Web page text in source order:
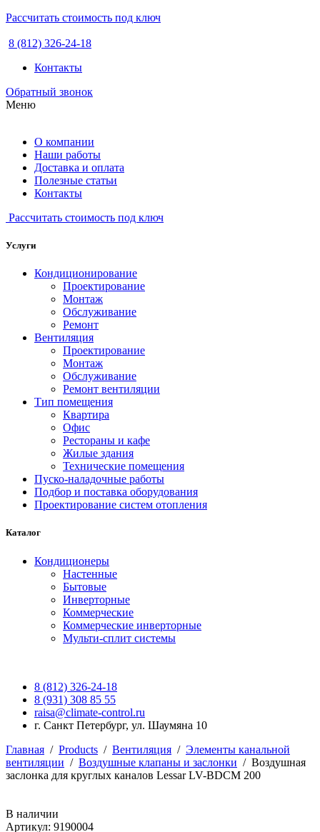
Рассчитать стоимость под ключ
8 (812) 326-24-18
Контакты
Обратный звонок
Меню
О компании
Наши работы
Доставка и оплата
Полезные статьи
Контакты
Рассчитать стоимость под ключ
Услуги
Кондиционирование
Проектирование
Монтаж
Обслуживание
Ремонт
Вентиляция
Проектирование
Монтаж
Обслуживание
Ремонт вентиляции
Тип помещения
Квартира
Офис
Рестораны и кафе
Жилые здания
Технические помещения
Пуско-наладочные работы
Подбор и поставка оборудования
Проектирование систем отопления
Каталог
Кондиционеры
Настенные
Бытовые
Инверторные
Коммерческие
Коммерческие инверторные
Мульти-сплит системы
8 (812) 326-24-18
8 (931) 308 85 55
raisa@climate-control.ru
г. Санкт Петербург, ул. Шаумяна 10
Главная / Products / Вентиляция / Элементы канальной
вентиляции / Воздушные клапаны и заслонки / Воздушная
заслонка для круглых каналов Lessar LV-BDCM 200
В наличии
Артикул: 9190004